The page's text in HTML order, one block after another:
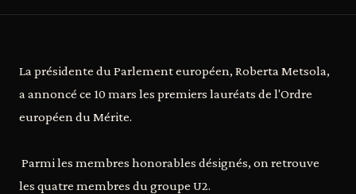
La présidente du Parlement européen, Roberta Metsola,
a annoncé ce 10 mars les premiers lauréats de l'Ordre
européen du Mérite.
Parmi les membres honorables désignés, on retrouve
les quatre membres du groupe U2.